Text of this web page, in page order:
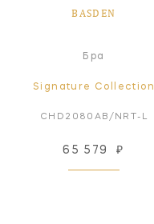
BASDEN
Бра
Signature Collection
CHD2080AB/NRT-L
65 579 ₽